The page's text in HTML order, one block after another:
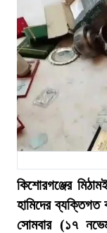
কিশোরগঞ্জের
হামিদের
সোমবার (১৭